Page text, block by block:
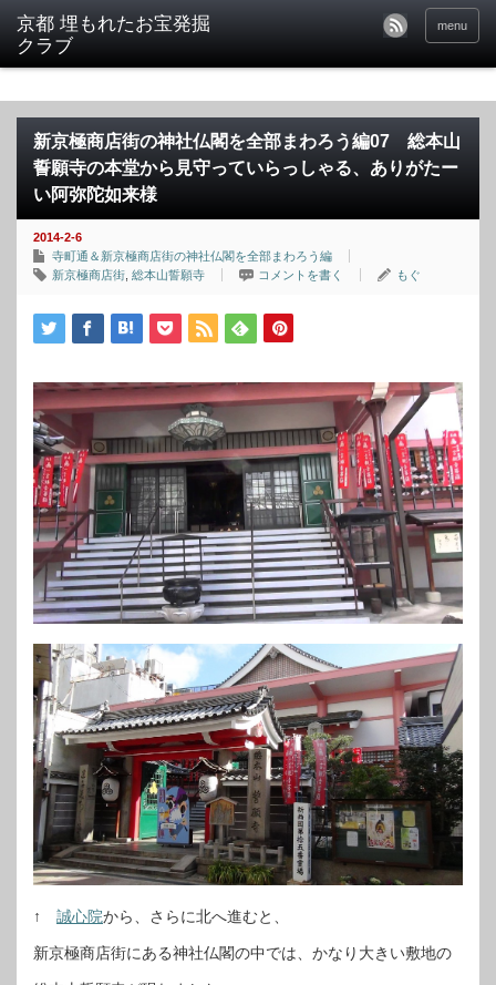
京都 埋もれたお宝発掘
クラブ
menu
新京極商店街の神社仏閣を全部まわろう編07 総本山
誓願寺の本堂から見守っていらっしゃる、ありがたー
い阿弥陀如来様
2014-2-6
寺町通＆新京極商店街の神社仏閣を全部まわろう編
新京極商店街 総本山誓願寺 コメントを書く もぐ
↑ 誠心院から、さらに北へ進むと、
新京極商店街にある神社仏閣の中では、かなり大きい敷地の